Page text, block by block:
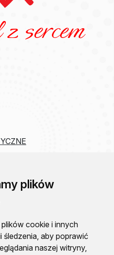
plików
cookie i innych
śledzenia, aby poprawić
naszej witryny,
sercem